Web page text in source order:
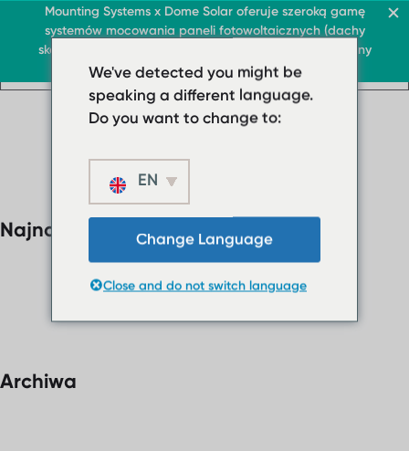
Mounting Systems x Dome Solar oferuje szeroką gamę
systemów mocowania paneli fotowoltaicznych (dachy
skośne, markizy przeciwsłoneczne, dachy płaskie, tereny
otwarte)
PL
Dach płaski
› System dachów
› System płaskiego
› FAQ
Skontaktuj się z nami
PL
PL
Dach i handel
Dach i handel
Dach płaski
› System dachów
płaskich
› Pobrane
Najnowsze komentarze
Archiwa
We've detected you might be
speaking a different language.
Do you want to change to:
EN
Change Language
Close and do not switch language